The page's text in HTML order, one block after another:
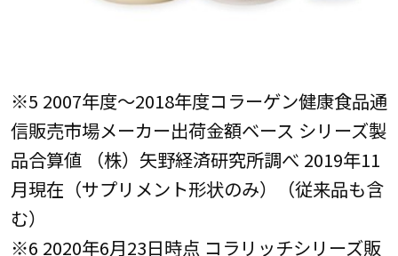
※5 2007年度～2018年度コラーゲン健康食品通
信販売市場メーカー出荷金額ベース シリーズ製
品合算値 （株）矢野経済研究所調べ 2019年11
月現在（サプリメント形状のみ）（従来品も含
む）
※6 2020年6月23日時点 コラリッチシリーズ販